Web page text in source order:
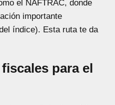
el NAFTRAC, donde
importante
índice). Esta ruta te da
para el